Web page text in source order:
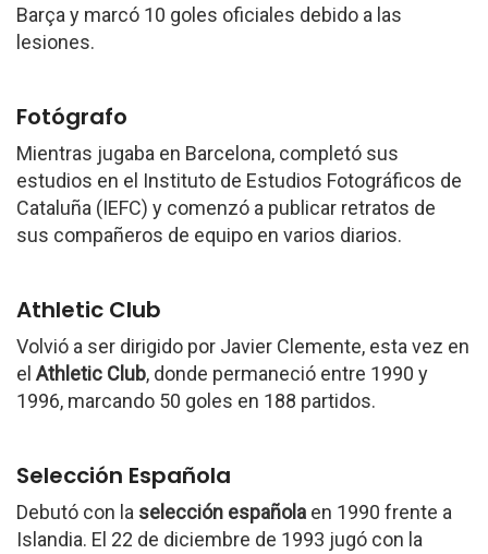
Barça y marcó 10 goles oficiales debido a las
lesiones.
Fotógrafo
Mientras jugaba en Barcelona, completó sus
estudios en el Instituto de Estudios Fotográficos de
Cataluña (IEFC) y comenzó a publicar retratos de
sus compañeros de equipo en varios diarios.
Athletic Club
Volvió a ser dirigido por Javier Clemente, esta vez en
el Athletic Club, donde permaneció entre 1990 y
1996, marcando 50 goles en 188 partidos.
Selección Española
Debutó con la selección española en 1990 frente a
Islandia. El 22 de diciembre de 1993 jugó con la